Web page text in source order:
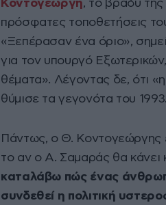
Κοντογεώργη, το βράδυ της
πρόσφατες τοποθετήσεις
«Ξεπέρασαν ένα όριο»,
για τον υπουργό
θέματα». Λέγοντας δε, ότι
θύμισε τα γεγονότα του 1993.
Πάντως, ο Θ. Κοντογεώργης
το αν ο Α. Σαμαράς θα κάνει
καταλάβω πώς ένας
συνδεθεί η πολιτική